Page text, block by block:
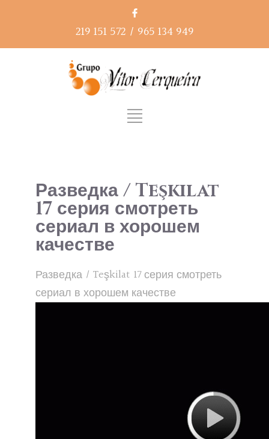
219 151 572 / 965 134 949
Разведка / Teşkilat
17 серия смотреть
сериал в хорошем
качестве
Разведка / Teşkilat 17 серия смотреть
сериал в хорошем качестве